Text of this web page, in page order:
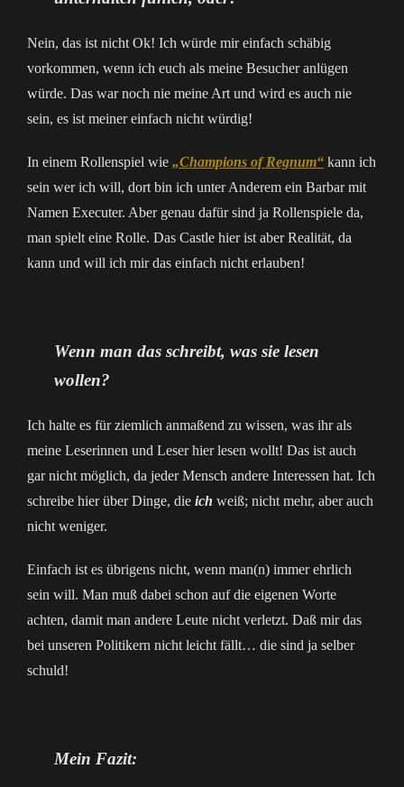
Nein, das ist nicht Ok! Ich würde mir einfach schäbig
vorkommen, wenn ich euch als meine Besucher anlügen
würde. Das war noch nie meine Art und wird es auch nie
sein, es ist meiner einfach nicht würdig!
In einem Rollenspiel wie „Champions of Regnum“ kann ich
sein wer ich will, dort bin ich unter Anderem ein Barbar mit
Namen Executer. Aber genau dafür sind ja Rollenspiele da,
man spielt eine Rolle. Das Castle hier ist aber Realität, da
kann und will ich mir das einfach nicht erlauben!
Wenn man das schreibt, was sie lesen
wollen?
Ich halte es für ziemlich anmaßend zu wissen, was ihr als
meine Leserinnen und Leser hier lesen wollt! Das ist auch
gar nicht möglich, da jeder Mensch andere Interessen hat. Ich
schreibe hier über Dinge, die ich weiß; nicht mehr, aber auch
nicht weniger.
Einfach ist es übrigens nicht, wenn man(n) immer ehrlich
sein will. Man muß dabei schon auf die eigenen Worte
achten, damit man andere Leute nicht verletzt. Daß mir das
bei unseren Politikern nicht leicht fällt… die sind ja selber
schuld!
Mein Fazit: